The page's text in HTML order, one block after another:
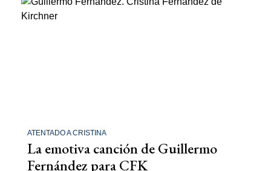
ATENTADO A CRISTINA
La emotiva canción de Guillermo
Fernández para CFK